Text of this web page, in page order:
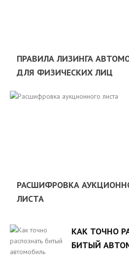
ПРАВИЛА ЛИЗИНГА
ДЛЯ ФИЗИЧЕСКИХ ЛИЦ
РАСШИФРОВКА
ЛИСТА
КАК ТОЧНО
БИТЫЙ